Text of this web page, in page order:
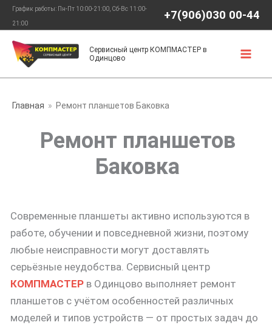
Перейти
содержимому
График работы: Пн-Пт 10:00-21:00, Сб-Вс 11:00-
21:00
+7(906)030 00-44
Сервисный центр КОМПМАСТЕР в
Одинцово
Главная Ремонт планшетов Баковка
Ремонт планшетов
Баковка
Современные планшеты активно используются в
работе, обучении и повседневной жизни, поэтому
любые неисправности могут доставлять
серьёзные неудобства. Сервисный центр
КОМПМАСТЕР в Одинцово выполняет ремонт
планшетов с учётом особенностей различных
моделей и типов устройств — от простых задач до